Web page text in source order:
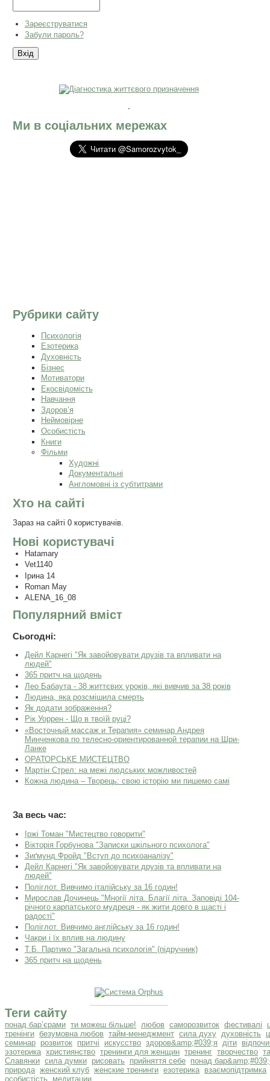
Зареєструватися
Забули пароль?
Ми в соціальних мережах
Рубрики сайту
Психологія
Езотерика
Духовність
Бізнес
Мотиватори
Екосвідомість
Навчання
Здоров’я
Неймовірне
Особистість
Книги
Фільми
Художні
Документальні
Англомовні із субтитрами
Хто на сайті
Зараз на сайті 0 користувачів.
Нові користувачі
Hatamary
Vet1140
Ірина 14
Roman May
ALENA_16_08
Популярний вміст
Сьогодні:
Дейл Карнегі "Як завойовувати друзів та впливати на
людей"
365 притч на щодень
Лео Бабаута - 38 життєвих уроків, які вивчив за 38 років
Людина, яка розсмішила смерть
Як додати зображення?
Рік Уоррен - Що в твоїй руці?
«Восточный массаж и Терапия» семинар Андрея
Минченкова по телесно-ориентированной терапии на Шри-
Ланке
ОРАТОРСЬКЕ МИСТЕЦТВО
Мартін Стрел: на межі людських можливостей
Кожна людина – Творець: свою історію ми пишемо самі
За весь час:
Іржі Томан "Мистецтво говорити"
Вікторія Горбунова "Записки шкільного психолога"
Зиґмунд Фройд "Вступ до психоаналізу"
Дейл Карнегі "Як завойовувати друзів та впливати на
людей"
Поліглот. Вивчимо італійську за 16 годин!
Мирослав Дочинець "Многії літа. Благії літа. Заповіді 104-
річного карпатського мудреця - як жити довго в щасті і
радості"
Поліглот. Вивчимо англійську за 16 годин!
Чакри і їх вплив на людину
Т.Б. Партико "Загальна психологія" (підручник)
365 притч на щодень
Теги сайту
понад бар’єрами ти можеш більше! любов саморозвиток фестивалі
тренінги безумовна любов тайм-менеджмент сила духу духовність
семинар розвиток притчі искусство здоров&amp;#039;я діти
эзотерика християнство тренинги для женщин тренинг творчество
Славянки сила думки рисовать прийняття себе понад
природа женский клуб женские тренинги езотерика взаємопідтримка
особистість
медитации